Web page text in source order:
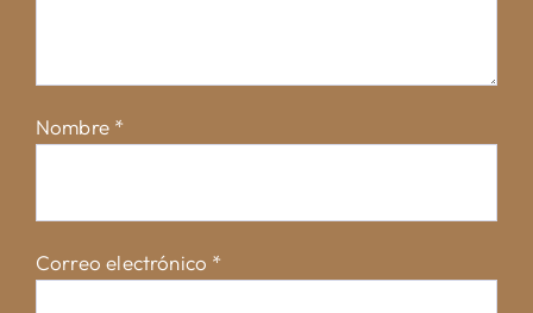
Nombre *
Correo electrónico *